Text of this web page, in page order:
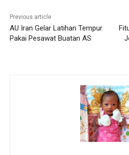
Previous article
AU Iran Gelar Latihan Tempur
Pakai Pesawat Buatan AS